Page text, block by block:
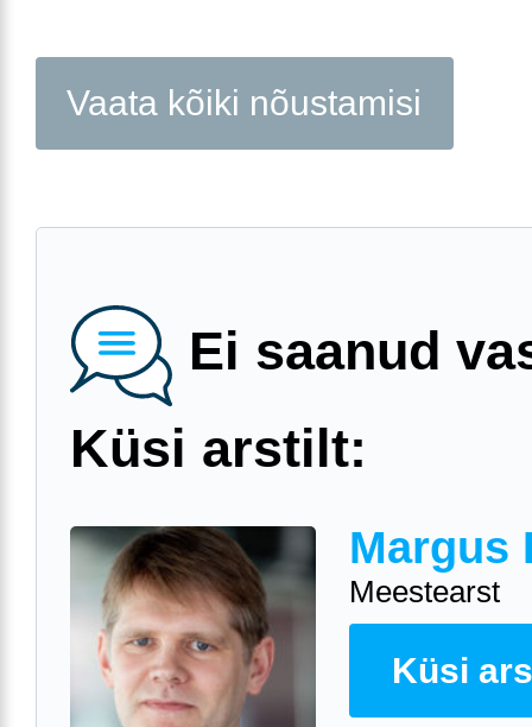
Vaata kõiki nõustamisi
Ei saanud
Küsi arstilt:
Margus
Meestearst
Küsi